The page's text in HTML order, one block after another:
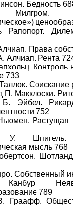
Бедность
Рапопорт.
Права
Алчиап. Рента
733
Соискание
П. Макклоски.
Эйбел.
752
Растущая
У. Шпигель.
мысль 768
Собственный
789
Граафф.